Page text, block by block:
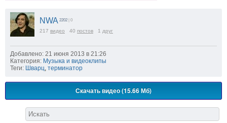
NWA 2202 | 0
217 видео 40 постов 1 друг
Добавлено: 21 июня 2013 в 21:26
Категория: Музыка и видеоклипы
Теги: Шварц, терминатор
Скачать видео (15.66 Мб)